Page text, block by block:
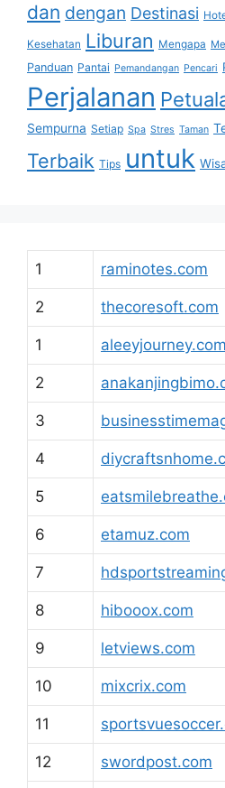
dan dengan Destinasi
Kesehatan Liburan Mengapa
Panduan Pantai Pemandangan Pencari
Perjalanan
Sempurna Setiap Spa Stres Taman
Terbaik Tips untuk
1 raminotes.com
2 thecoresoft.com
1 aleeyjourney.com
2
3
4
5
6 etamuz.com
7
8 hibooox.com
9 letviews.com
10 mixcrix.com
11
12 swordpost.com